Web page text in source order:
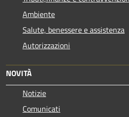
Ambiente
Salute, benessere e assistenza
Autorizzazioni
NOVITÀ
Notizie
Comunicati